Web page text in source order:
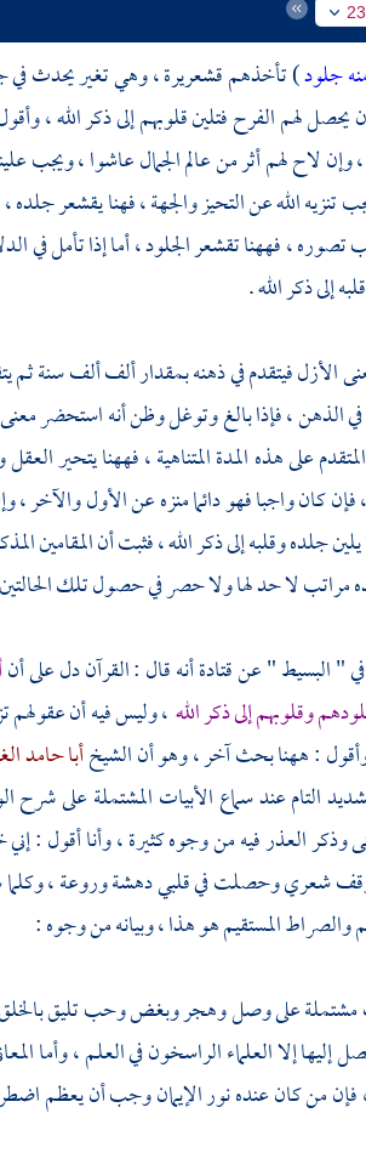
جلود) تأخذهم قشعريرة ، وهي تغير يحدث في
لهم الفرح فتلين قلوبهم إلى ذكر الله ،
وإن لاح لهم أثر من عالم الجمال عاشوا ، ويجب
تنزيه الله عن التحيز والجهة ، فهنا يقشعر
، فههنا تقشعر الجلود ، أما إذا تأمل في
إلى ذكر الله .
الأزل فيتقدم في ذهنه بمقدار ألف ألف
في الذهن ، فإذا بالغ وتوغل وظن أنه استحضر
على هذه المدة المتناهية ، فههنا يتحير
كان واجبا فهو دائما منزه عن الأول والآخر ،
جلده وقلبه إلى ذكر الله ، فثبت أن المقامين
مراتب لا حد لها ولا حصر في حصول تلك
في " البسيط " عنقتادةأنه قال : القرآن دل على أن
وقلوبهم إلى ذكر الله، وليس فيه أن
: ههنا بحث آخر ، وهو أن الشيخأبا حامد
التام عند سماع الأبيات المشتملة على
وذكر العذر فيه من وجوه كثيرة ، وأنا أقول :
شعري وحصلت في قلبي دهشة وروعة ، وكلما
والصراط المستقيم هو هذا ، وبيانه من وجوه :
على وصل وهجر وبغض وحب تليق بالخلق ،
إليها إلا العلماء الراسخون في العلم ، وأما
فإن من كان عنده نور الإيمان وجب أن يعظم